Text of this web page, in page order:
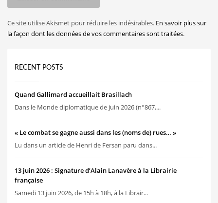
Ce site utilise Akismet pour réduire les indésirables. En savoir plus sur
la façon dont les données de vos commentaires sont traitées.
RECENT POSTS
Quand Gallimard accueillait Brasillach
Dans le Monde diplomatique de juin 2026 (n°867,...
« Le combat se gagne aussi dans les (noms de) rues… »
Lu dans un article de Henri de Fersan paru dans...
13 juin 2026 : Signature d’Alain Lanavère à la Librairie
française
Samedi 13 juin 2026, de 15h à 18h, à la Librair...